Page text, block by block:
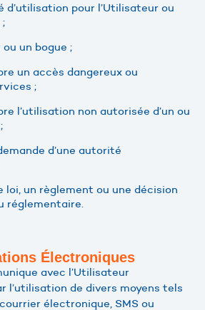
pour l’Utilisateur ou
un bogue ;
un accès dangereux ou
;
l’utilisation non autorisée d’un ou
d’une autorité
loi, un règlement ou une décision
réglementaire.
Électroniques
avec l’Utilisateur
l’utilisation de divers moyens tels
électronique, SMS ou